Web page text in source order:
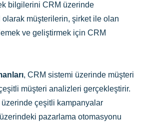
bilgilerini CRM üzerinde
müşterilerin, şirket ile olan
ve geliştirmek için CRM
, CRM sistemi üzerinde müşteri
müşteri analizleri gerçekleştirir.
üzerinde çeşitli kampanyalar
pazarlama otomasyonu